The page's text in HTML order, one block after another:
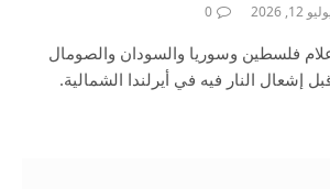
12, 2026
0
فلسطين وسوريا والسودان والصومال
إشعال النار فيه في أيرلندا الشمالية.